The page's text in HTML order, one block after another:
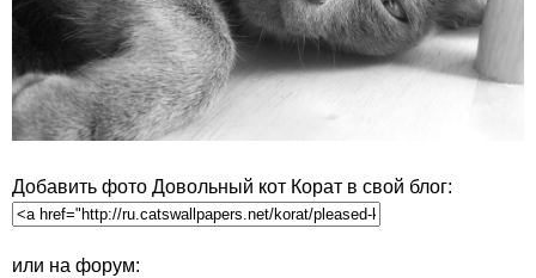
Добавить фото Довольный кот Корат в свой блог:
или на форум: